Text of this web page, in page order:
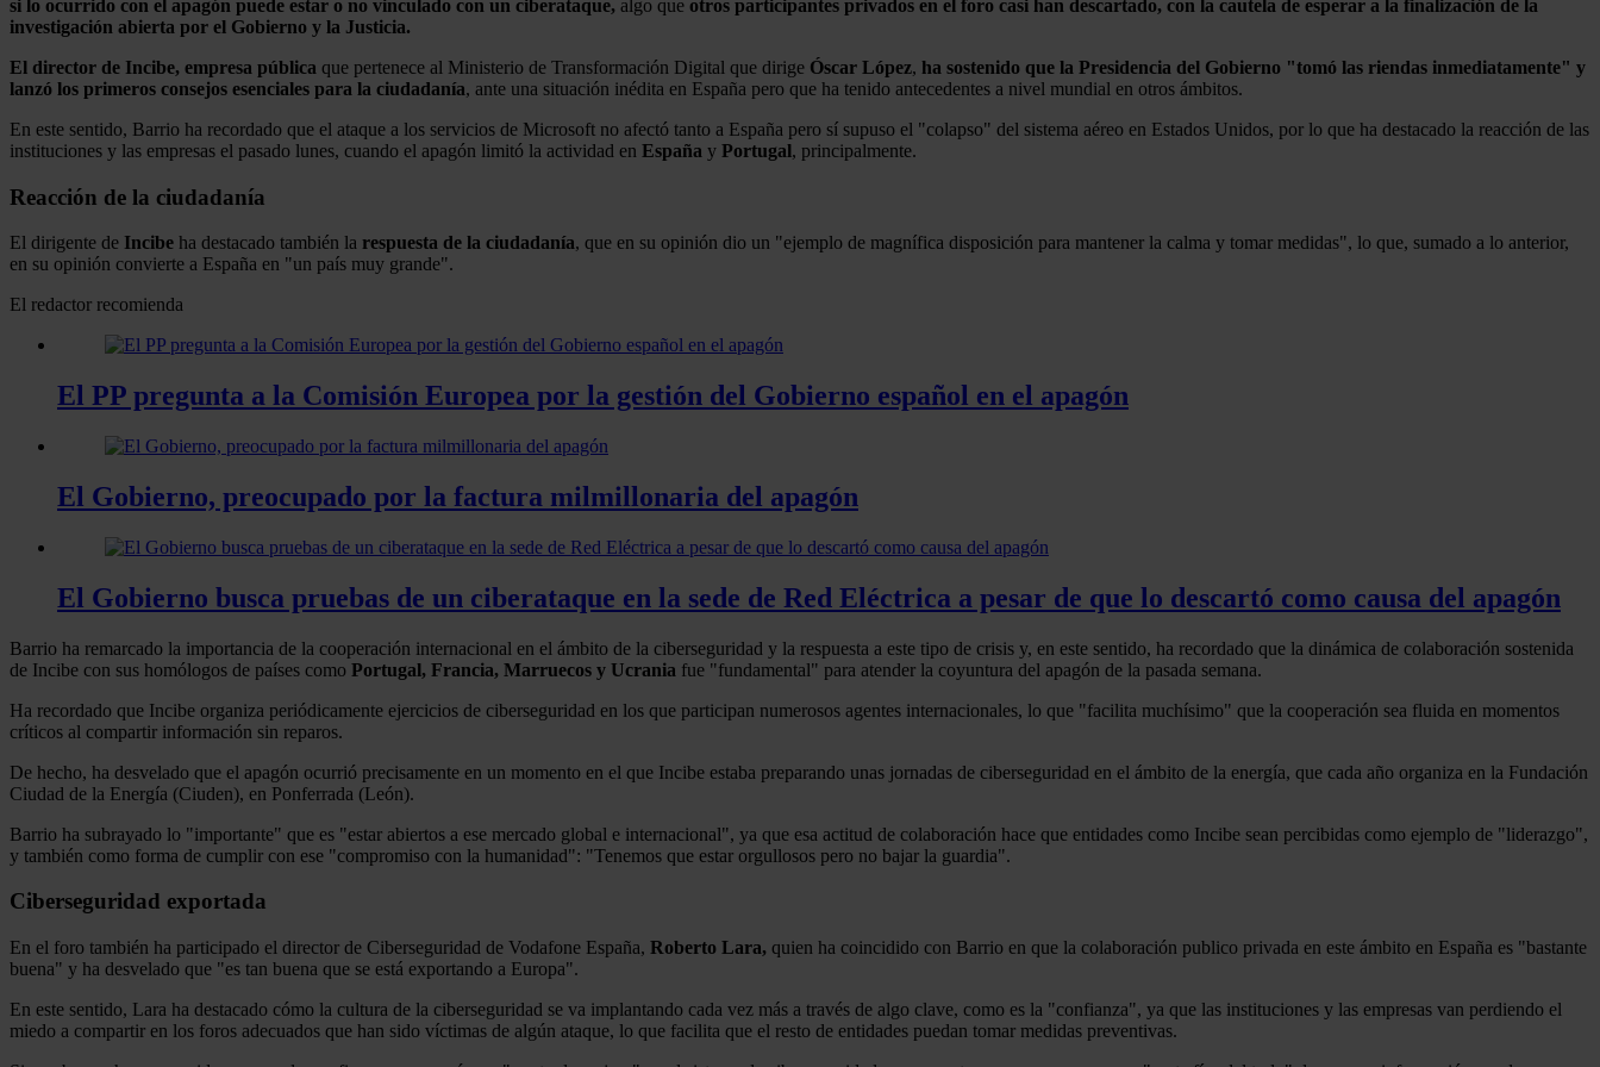
si lo ocurrido con el apagón puede estar o no vinculado con un ciberataque, algo que otros participantes privados en el foro casi han descartado, con la cautela de esperar a la finalización de la
investigación abierta por el Gobierno y la Justicia.
El director de Incibe, empresa pública que pertenece al Ministerio de Transformación Digital que dirige Óscar López, ha sostenido que la Presidencia del Gobierno "tomó las riendas inmediatamente" y
lanzó los primeros consejos esenciales para la ciudadanía, ante una situación inédita en España pero que ha tenido antecedentes a nivel mundial en otros ámbitos.
En este sentido, Barrio ha recordado que el ataque a los servicios de Microsoft no afectó tanto a España pero sí supuso el "colapso" del sistema aéreo en Estados Unidos, por lo que ha destacado la reacción de las
instituciones y las empresas el pasado lunes, cuando el apagón limitó la actividad en España y Portugal, principalmente.
Reacción de la ciudadanía
El dirigente de Incibe ha destacado también la respuesta de la ciudadanía, que en su opinión dio un "ejemplo de magnífica disposición para mantener la calma y tomar medidas", lo que, sumado a lo anterior,
en su opinión convierte a España en "un país muy grande".
El redactor recomienda
El PP pregunta a la Comisión Europea por la gestión del Gobierno español en el apagón
El Gobierno, preocupado por la factura milmillonaria del apagón
El Gobierno busca pruebas de un ciberataque en la sede de Red Eléctrica a pesar de que lo descartó como causa del apagón
Barrio ha remarcado la importancia de la cooperación internacional en el ámbito de la ciberseguridad y la respuesta a este tipo de crisis y, en este sentido, ha recordado que la dinámica de colaboración sostenida
de Incibe con sus homólogos de países como Portugal, Francia, Marruecos y Ucrania fue "fundamental" para atender la coyuntura del apagón de la pasada semana.
Ha recordado que Incibe organiza periódicamente ejercicios de ciberseguridad en los que participan numerosos agentes internacionales, lo que "facilita muchísimo" que la cooperación sea fluida en momentos
críticos al compartir información sin reparos.
De hecho, ha desvelado que el apagón ocurrió precisamente en un momento en el que Incibe estaba preparando unas jornadas de ciberseguridad en el ámbito de la energía, que cada año organiza en la Fundación
Ciudad de la Energía (Ciuden), en Ponferrada (León).
Barrio ha subrayado lo "importante" que es "estar abiertos a ese mercado global e internacional", ya que esa actitud de colaboración hace que entidades como Incibe sean percibidas como ejemplo de "liderazgo",
y también como forma de cumplir con ese "compromiso con la humanidad": "Tenemos que estar orgullosos pero no bajar la guardia".
Ciberseguridad exportada
En el foro también ha participado el director de Ciberseguridad de Vodafone España, Roberto Lara, quien ha coincidido con Barrio en que la colaboración publico privada en este ámbito en España es "bastante
buena" y ha desvelado que "es tan buena que se está exportando a Europa".
En este sentido, Lara ha destacado cómo la cultura de la ciberseguridad se va implantando cada vez más a través de algo clave, como es la "confianza", ya que las instituciones y las empresas van perdiendo el
miedo a compartir en los foros adecuados que han sido víctimas de algún ataque, lo que facilita que el resto de entidades puedan tomar medidas preventivas.